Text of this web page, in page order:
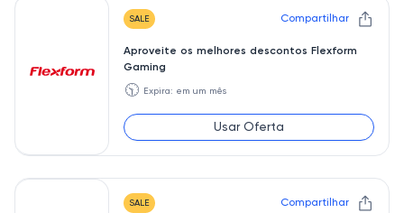
SALE Compartilhar
Aproveite os melhores descontos Flexform
Gaming
🕥 Expira: em um mês
Usar Oferta
SALE Compartilhar